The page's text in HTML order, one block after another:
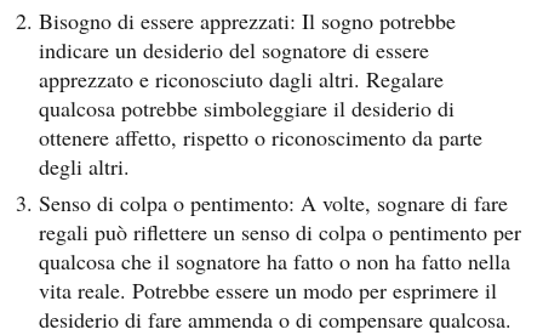
Bisogno di essere apprezzati: Il sogno potrebbe
indicare un desiderio del sognatore di essere
apprezzato e riconosciuto dagli altri. Regalare
qualcosa potrebbe simboleggiare il desiderio di
ottenere affetto, rispetto o riconoscimento da parte
degli altri.
Senso di colpa o pentimento: A volte, sognare di fare
regali può riflettere un senso di colpa o pentimento per
qualcosa che il sognatore ha fatto o non ha fatto nella
vita reale. Potrebbe essere un modo per esprimere il
desiderio di fare ammenda o di compensare qualcosa.